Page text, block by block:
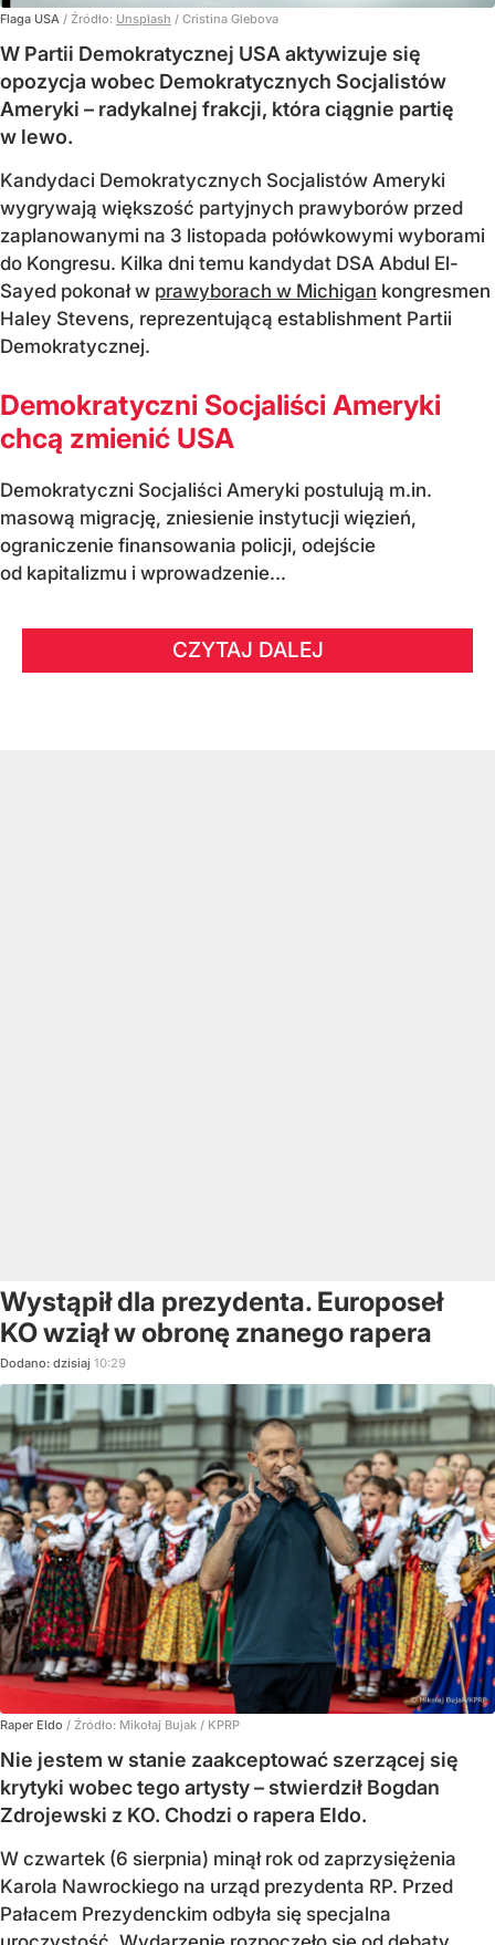
Flaga USA / Źródło: Unsplash / Cristina Glebova
W Partii Demokratycznej USA aktywizuje się
opozycja wobec Demokratycznych Socjalistów
Ameryki – radykalnej frakcji, która ciągnie partię
w lewo.
Kandydaci Demokratycznych Socjalistów Ameryki
wygrywają większość partyjnych prawyborów przed
zaplanowanymi na 3 listopada połówkowymi wyborami
do Kongresu. Kilka dni temu kandydat DSA Abdul El-
Sayed pokonał w prawyborach w Michigan kongresmen
Haley Stevens, reprezentującą establishment Partii
Demokratycznej.
Demokratyczni Socjaliści Ameryki
chcą zmienić USA
Demokratyczni Socjaliści Ameryki postulują m.in.
masową migrację, zniesienie instytucji więzień,
ograniczenie finansowania policji, odejście
od kapitalizmu i wprowadzenie...
CZYTAJ DALEJ
Wystąpił dla prezydenta. Europoseł
KO wziął w obronę znanego rapera
Dodano: dzisiaj 10:29
Raper Eldo / Źródło: Mikołaj Bujak / KPRP
Nie jestem w stanie zaakceptować szerzącej się
krytyki wobec tego artysty – stwierdził Bogdan
Zdrojewski z KO. Chodzi o rapera Eldo.
W czwartek (6 sierpnia) minął rok od zaprzysiężenia
Karola Nawrockiego na urząd prezydenta RP. Przed
Pałacem Prezydenckim odbyła się specjalna